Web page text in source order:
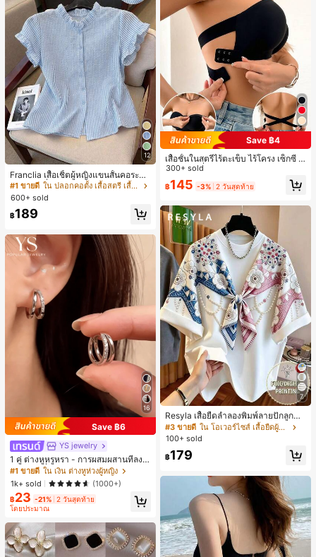
12
Franclia เสื้อเชิ้ตผู้หญิงแขนสั้นคอระบา
ยกระดุมเดี่ยวลายทาง
#1 ขายดี
ใน ปลอกคอตั้ง เสื้อสตรี เสื้อเบลาส์ & Tee
600+ sold
฿189
16
Save ฿6
YS jewelry
1 คู่ ต่างหูหรูหรา - การผสมผสานที่ลงตั
วของแฟชั่นและความซับซ้อน, ดีไซน์ส
องชั้น, เหมาะสำหรับสุภาพสตรีและนักเ
รียน, ต่างหูทองแดงฝังไมโคร
#1 ขายดี ใน เงิน ต่างหูห่วงผู้หญิง
1k+ sold
(1000+)
฿23 -21% 2 วันสุดท้าย
โดยประมาณ
Save ฿4
เสื้อชั้นในสตรีไร้ตะเข็บ ไร้โครง เซ็กซี่ ด้
านข้างไม่ลื่น แผ่นรองถอดได้ ลายไขว้ห
ลัง ไร้สาย สบายตลอดวัน
300+ sold
฿145 -3% 2 วันสุดท้าย
7
Resyla เสื้อยืดลำลองพิมพ์ลายปักลูกปัด
รูปโบว์ขนาดใหญ่สำหรับผู้หญิง
#3 ขายดี
ใน โอเวอร์ไซส์ เสื้อยืดผู้หญิง
100+ sold
฿179